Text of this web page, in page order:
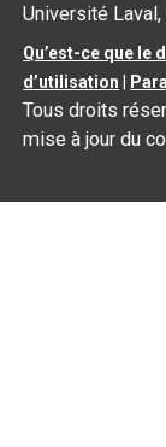
Université Laval,
Qu’est-ce que le
d’utilisation
Tous droits
mise à jour du